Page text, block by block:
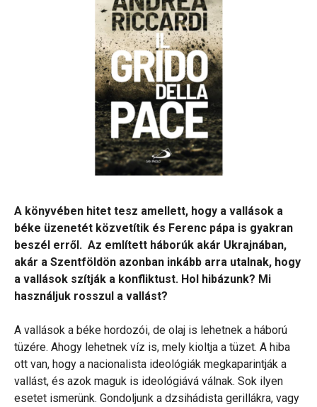
A könyvében hitet tesz amellett, hogy a vallások a
béke üzenetét közvetítik és Ferenc pápa is gyakran
beszél erről. Az említett háborúk akár Ukrajnában,
akár a Szentföldön azonban inkább arra utalnak, hogy
a vallások szítják a konfliktust. Hol hibázunk? Mi
használjuk rosszul a vallást?
A vallások a béke hordozói, de olaj is lehetnek a háború
tüzére. Ahogy lehetnek víz is, mely kioltja a tüzet. A hiba
ott van, hogy a nacionalista ideológiák megkaparintják a
vallást, és azok maguk is ideológiává válnak. Sok ilyen
esetet ismerünk. Gondoljunk a dzsihádista gerillákra, vagy